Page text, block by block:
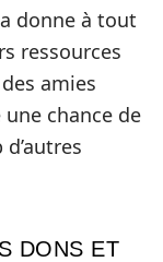
donne à tout
ressources
amies
une chance de
DONS ET